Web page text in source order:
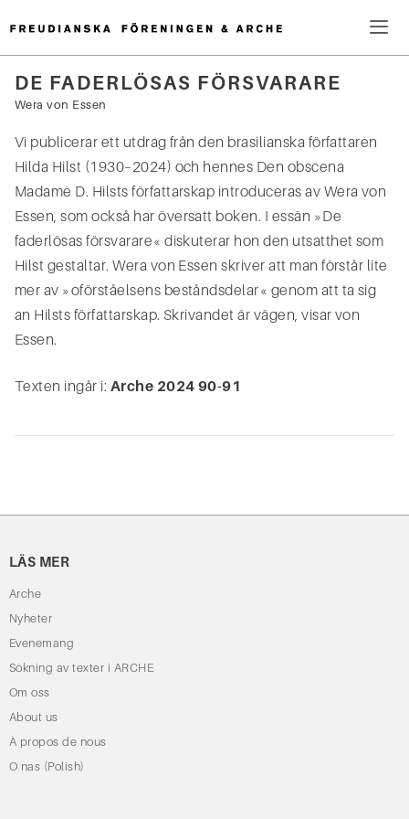
till
innehåll
Sök
DE FADERLÖSAS FÖRSVARARE
Wera von Essen
Vi publicerar ett utdrag från den brasilianska författaren
Hilda Hilst (1930–2024) och hennes Den obscena
Madame D. Hilsts författarskap introduceras av Wera von
Essen, som också har översatt boken. I essän »De
faderlösas försvarare« diskuterar hon den utsatthet som
Hilst gestaltar. Wera von Essen skriver att man förstår lite
mer av »oförståelsens beståndsdelar« genom att ta sig
an Hilsts författarskap. Skrivandet är vägen, visar von
Essen.
Texten ingår i: Arche 2024 90-91
LÄS MER
Arche
Nyheter
Evenemang
Sökning av texter i ARCHE
Om oss
About us
À propos de nous
O nas (Polish)